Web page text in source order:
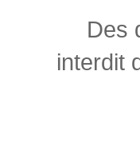
Des
interdit